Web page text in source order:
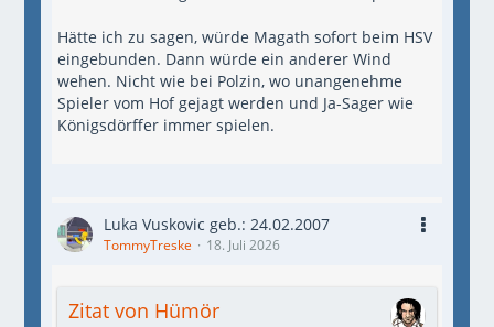
Hätte ich zu sagen, würde Magath sofort beim HSV
eingebunden. Dann würde ein anderer Wind
wehen. Nicht wie bei Polzin, wo unangenehme
Spieler vom Hof gejagt werden und Ja-Sager wie
Königsdörffer immer spielen.
Luka Vuskovic geb.: 24.02.2007
TommyTreske 18. Juli 2026
Zitat von Hümör